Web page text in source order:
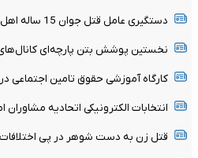
دستگیری عامل قتل جوان 15 ساله اهل شهرستان قروه
نخستین پوشش بتن پارچه‌ای کانال‌های
کارگاه آموزشی حقوق تامین اجتماعی در
انتخابات الکترونیکی اتحادیه مشاوران
قتل زن به دست شوهر در پی اختلافات